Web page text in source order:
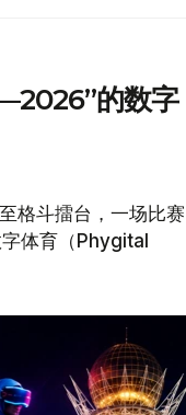
的数字
格斗擂台，一场比赛
体育（Phygital